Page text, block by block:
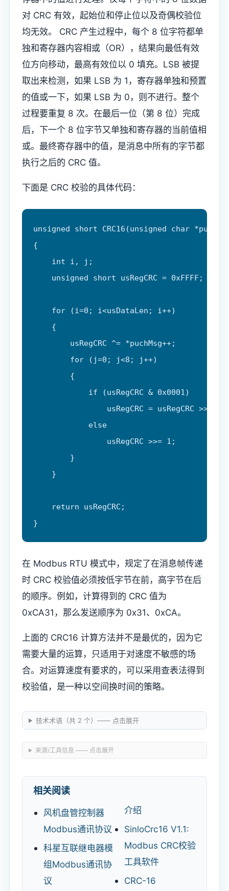
对 CRC 有效，起始位和停止位以及奇偶校验位
均无效。 CRC 产生过程中，每个 8 位字符都单
独和寄存器内容相或（OR），结果向最低有效
位方向移动，最高有效位以 0 填充。LSB 被提
取出来检测，如果 LSB 为 1，寄存器单独和预置
的值或一下，如果 LSB 为 0，则不进行。整个
过程要重复 8 次。在最后一位（第 8 位）完成
后，下一个 8 位字节又单独和寄存器的当前值相
或。最终寄存器中的值，是消息中所有的字节都
执行之后的 CRC 值。
下面是 CRC 校验的具体代码：
unsigned short CRC16(unsigned char
{
    int i, j;
    unsigned short usRegCRC = 0xFFFF;
    for (i=0; i<usDataLen; i++)
    {
        usRegCRC ^= *puchMsg++;
        for (j=0; j<8; j++)
        {
            if (usRegCRC & 0x0001)
usRegCRC = usRegCRC >> 1 ^
            else
                usRegCRC >>= 1;
        }
    }
    return usRegCRC;
}
在 Modbus RTU 模式中，规定了在消息帧传递
时 CRC 校验值必须按低字节在前，高字节在后
的顺序。例如，计算得到的 CRC 值为
0xCA31，那么发送顺序为 0x31、0xCA。
上面的 CRC16 计算方法并不是最优的，因为它
需要大量的运算，只适用于对速度不敏感的场
合。对运算速度有要求的，可以采用查表法得到
校验值，是一种以空间换时间的策略。
技术术语（共 2 个）—— 点击展开
来源/工具信息 —— 点击展开
相关阅读
风机盘管控制器
Modbus通讯协议
科星互联继电器模
组Modbus通讯协
议
介绍
SinloCrc16 V1.1:
Modbus CRC校验
工具软件
CRC-16